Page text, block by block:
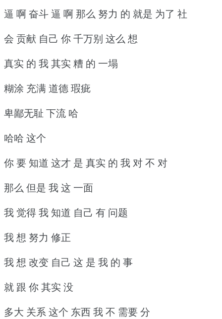
逼 啊 奋斗 逼 啊 那么 努力 的 就是 为了 社
会 贡献 自己 你 千万别 这么 想
真实 的 我 其实 糟 的 一塌
糊涂 充满 道德 瑕疵
卑鄙无耻 下流 哈
哈哈 这个
你 要 知道 这才 是 真实 的 我 对 不 对
那么 但是 我 这 一面
我 觉得 我 知道 自己 有 问题
我 想 努力 修正
我 想 改变 自己 这 是 我 的 事
就 跟 你 其实 没
多大 关系 这个 东西 我 不 需要 分